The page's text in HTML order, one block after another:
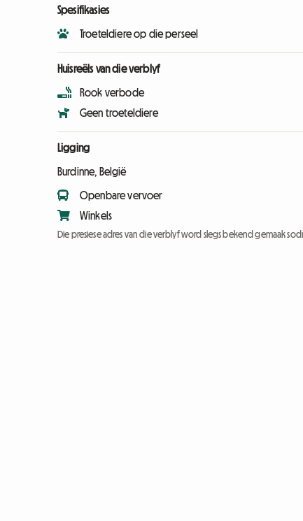
Spesifikasies
Troeteldiere op die perseel
Huisreëls van die verblyf
Rook verbode
Geen troeteldiere
Ligging
Burdinne, België
Openbare vervoer
Winkels
Die presiese adres van die verblyf word slegs bekend gemaak